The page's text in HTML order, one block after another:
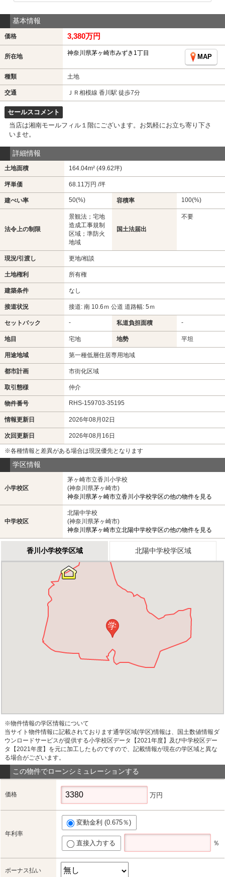
基本情報
価格 3,380万円
所在地 神奈川県茅ヶ崎市みずき1丁目
MAP
種類 土地
交通 ＪＲ相模線 香川駅 徒歩7分
セールスコメント
当店は湘南モールフィル１階にございます。お気軽にお立ち寄り下さ
いませ。
詳細情報
土地面積 164.04m² (49.62坪)
坪単価 68.11万円 /坪
建ぺい率 50(%) 容積率 100(%)
法令上の制限
景観法；宅地
造成工事規制
区域；準防火
地域
国土法届出
不要
現況/引渡し 更地/相談
土地権利 所有権
建築条件 なし
接道状況 接道: 南 10.6ｍ 公道 道路幅: 5ｍ
セットバック - 私道負担面積 -
地目 宅地 地勢 平坦
用途地域 第一種低層住居専用地域
都市計画 市街化区域
取引態様 仲介
物件番号 RHS-159703-35195
情報更新日 2026年08月02日
次回更新日 2026年08月16日
※各種情報と差異がある場合は現況優先となります
学区情報
小学校区
茅ヶ崎市立香川小学校
(神奈川県茅ヶ崎市)
神奈川県茅ヶ崎市立香川小学校学区の他の物件を見る
中学校区
北陽中学校
(神奈川県茅ヶ崎市)
神奈川県茅ヶ崎市立北陽中学校学区の他の物件を見る
香川小学校学区域 北陽中学校学区域
学
※物件情報の学区情報について
当サイト物件情報に記載されております通学区域(学区)情報は、国土数値情報ダ
ウンロードサービスが提供する小学校区データ【2021年度】及び中学校区デー
タ【2021年度】を元に加工したものですので、記載情報が現在の学区域と異な
る場合がございます。
この物件でローンシミュレーションする
価格 万円
年利率
変動金利 (0.675％)
直接入力する ％
ボーナス払い